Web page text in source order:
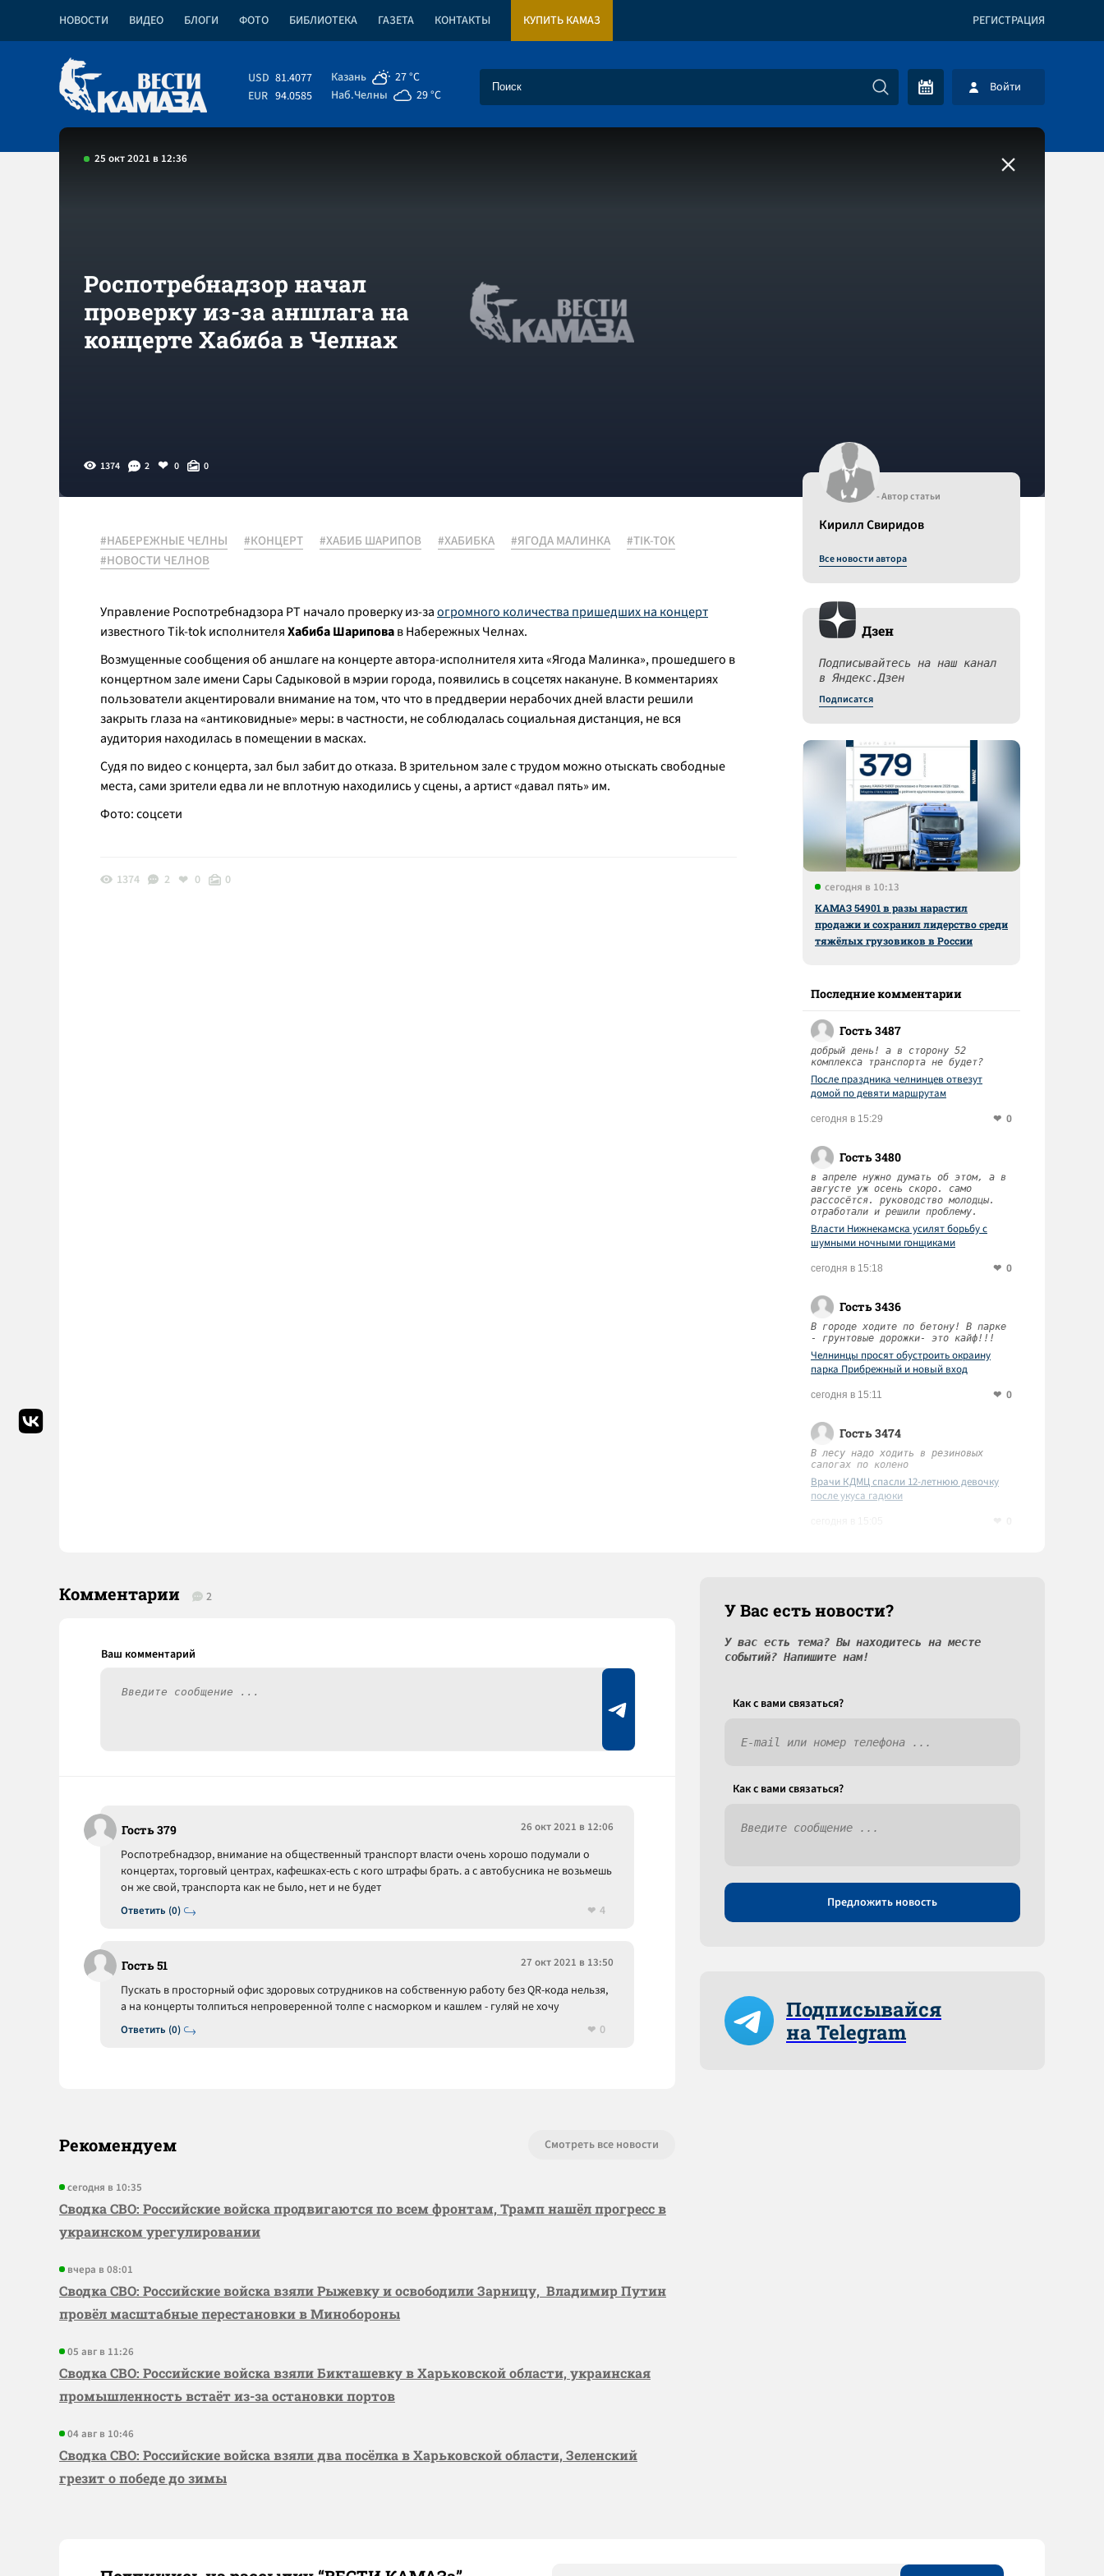
НОВОСТИ ВИДЕО БЛОГИ ФОТО БИБЛИОТЕКА ГАЗЕТА КОНТАКТЫ КУПИТЬ КАМАЗ РЕГИСТРАЦИЯ
USD 81.4077
EUR 94.0585
Казань
27 °C
Наб.Челны
29 °C Войти
25 окт 2021 в 12:36
Роспотребнадзор начал
проверку из-за аншлага на
концерте Хабиба в Челнах
1374 2 0 0
#НАБЕРЕЖНЫЕ ЧЕЛНЫ #КОНЦЕРТ #ХАБИБ ШАРИПОВ #ХАБИБКА #ЯГОДА МАЛИНКА
#TIK-TOK
#НОВОСТИ ЧЕЛНОВ
Управление Роспотребнадзора РТ начало проверку из-заогромного количества пришедших на концерт
известного Tik-tok исполнителяХабиба Шариповав Набережных Челнах.
Возмущенные сообщения об аншлаге на концерте автора-исполнителя хита «Ягода Малинка», прошедшего в
концертном зале имени Сары Садыковой в мэрии города, появились в соцсетях накануне. В комментариях
пользователи акцентировали внимание на том, что что в преддверии нерабочих дней власти решили
закрыть глаза на «антиковидные» меры: в частности, не соблюдалась социальная дистанция, не вся
аудитория находилась в помещении в масках.
Судя по видео с концерта, зал был забит до отказа. В зрительном зале с трудом можно отыскать свободные
места, сами зрители едва ли не вплотную находились у сцены, а артист «давал пять» им.
Фото: соцсети
1374 2 0 0
- Автор статьи
Кирилл Свиридов
Все новости автора
Дзен
Подписывайтесь на наш канал
в Яндекс.Дзен
Подписатся
сегодня в 10:13
КАМАЗ 54901 в разы нарастил
продажи и сохранил лидерство среди
тяжёлых грузовиков в России
Последние комментарии
Гость 3487
добрый день! а в сторону 52
комплекса транспорта не будет?
После праздника челнинцев отвезут
домой по девяти маршрутам
сегодня в 15:29 0
Гость 3480
в апреле нужно думать об этом, а в
августе уж осень скоро. само
рассосётся. руководство молодцы.
отработали и решили проблему.
Власти Нижнекамска усилят борьбу с
шумными ночными гонщиками
сегодня в 15:18 0
Гость 3436
В городе ходите по бетону! В парке
- грунтовые дорожки- это кайф!!!
Челнинцы просят обустроить окраину
парка Прибрежный и новый вход
сегодня в 15:11 0
Гость 3474
В лесу надо ходить в резиновых
сапогах по колено
Врачи КДМЦ спасли 12-летнюю девочку
после укуса гадюки
Комментарии 2
Гость 379 26 окт 2021 в 12:06
Ответить (0)
Роспотребнадзор, внимание на общественный транспорт власти очень хорошо подумали о
концертах, торговый центрах, кафешках-есть с кого штрафы брать. а с автобусника не возьмешь
он же свой, транспорта как не было, нет и не будет
4
Гость 51 27 окт 2021 в 13:50
Ответить (0)
Пускать в просторный офис здоровых сотрудников на собственную работу без QR-кода нельзя,
а на концерты толпиться непроверенной толпе с насморком и кашлем - гуляй не хочу
0
Рекомендуем Смотреть все новости
сегодня в 10:35
Сводка СВО: Российские войска продвигаются по всем фронтам, Трамп нашёл прогресс в
украинском урегулировании
вчера в 08:01
Сводка СВО: Российские войска взяли Рыжевку и освободили Зарницу, Владимир Путин
провёл масштабные перестановки в Минобороны
05 авг в 11:26
Сводка СВО: Российские войска взяли Бикташевку в Харьковской области, украинская
промышленность встаёт из-за остановки портов
04 авг в 10:46
Сводка СВО: Российские войска взяли два посёлка в Харьковской области, Зеленский
грезит о победе до зимы
У Вас есть новости?
У вас есть тема? Вы находитесь на месте
событий? Напишите нам!
Как c вами связаться?
Как c вами связаться?
Предложить новость
Подписывайся
на Telegram